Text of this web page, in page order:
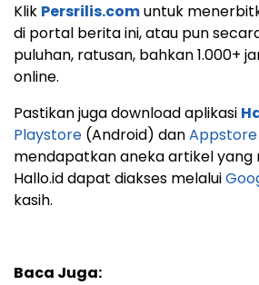
Klik Persrilis.comuntuk
di portal berita ini, atau pun
puluhan, ratusan, bahkan 1.000+
online.
Pastikan juga download aplikasi
Playstore (Android) danAppstore
mendapatkan aneka artikel yang
Hallo.id dapat diakses melalui
kasih.
Baca Juga: